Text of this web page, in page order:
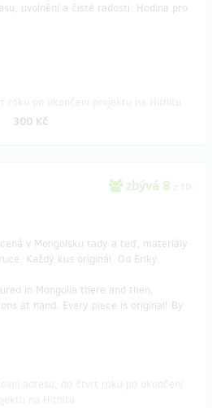
uvolnění a čisté radosti. Hodina pro
300 Kč
zbývá 8 z 10
v Mongolsku tady a teď, materiály
Každý kus originál. Od Eriky.
in Mongolia there and then,
at hand. Every piece is original! By